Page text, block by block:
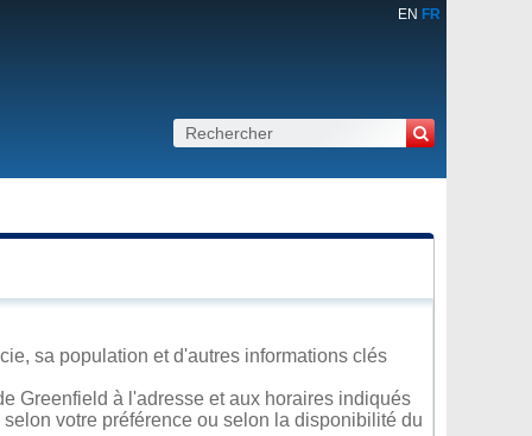
EN FR
sa population et d'autres informations clés
Greenfield à l'adresse et aux horaires indiqués
votre préférence ou selon la disponibilité du